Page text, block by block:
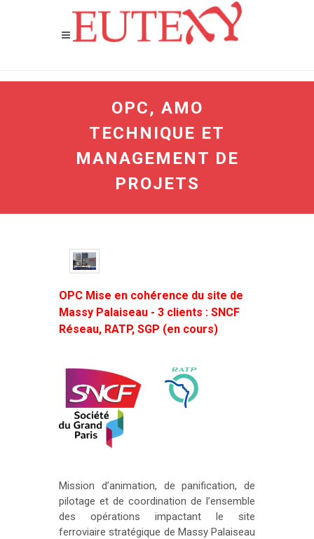
OPC, AMO
TECHNIQUE ET
MANAGEMENT DE
PROJETS
OPC Mise en cohérence du site de
Massy Palaiseau - 3 clients : SNCF
Réseau, RATP, SGP (en cours)
Mission d’animation, de panification, de
pilotage et de coordination de l’ensemble
des opérations impactant le site
ferroviaire stratégique de Massy Palaiseau